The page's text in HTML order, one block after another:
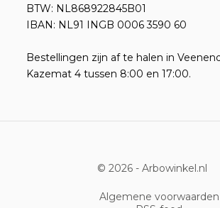
BTW: NL868922845B01
IBAN: NL91 INGB 0006 3590 60
Bestellingen zijn af te halen in
Kazemat 4 tussen 8:00 en 17:00.
© 2026 - Arbowinkel.nl
Algemene voorwaarden